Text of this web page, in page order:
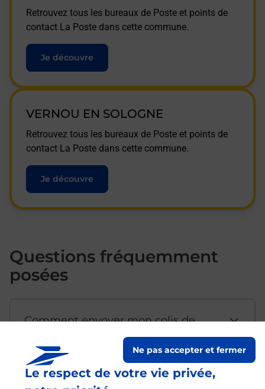
Le respect de votre vie privée,
Ne pas accepter et fermer
Retrouvez tous les bureaux de Poste et points de
contact La Poste dans cette commune.
Je découvre
VERNOU EN SOLOGNE
Retrouvez tous les bureaux de Poste et points de
contact La Poste dans cette commune.
Je découvre
Questions fréquemment
posées
Comment envoyer mon colis de
Est-il possible d’acheter un